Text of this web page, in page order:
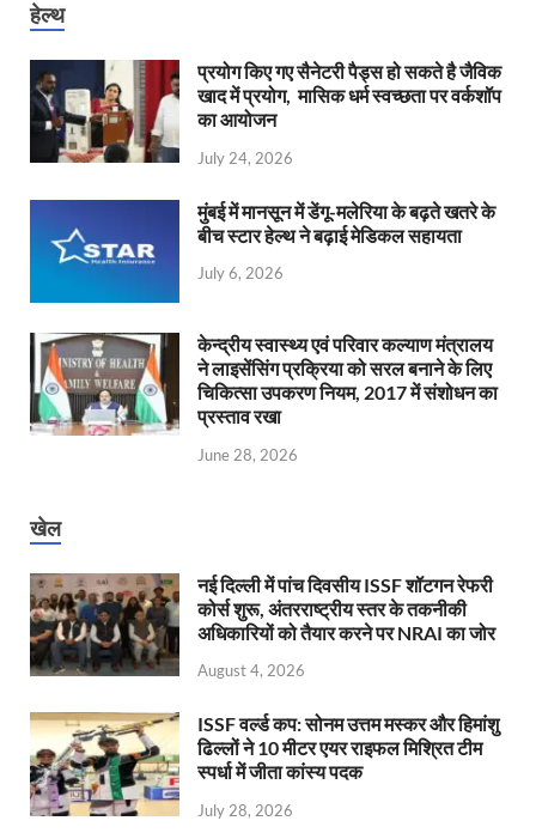
हेल्थ
प्रयोग किए गए सैनेटरी पैड्स हो सकते है जैविक
खाद में प्रयोग, मासिक धर्म स्वच्छता पर वर्कशॉप
का आयोजन
July 24, 2026
मुंबई में मानसून में डेंगू-मलेरिया के बढ़ते खतरे के
बीच स्टार हेल्थ ने बढ़ाई मेडिकल सहायता
July 6, 2026
केन्‍द्रीय स्वास्थ्य एवं परिवार कल्याण मंत्रालय
ने लाइसेंसिंग प्रक्रिया को सरल बनाने के लिए
चिकित्सा उपकरण नियम, 2017 में संशोधन का
प्रस्ताव रखा
June 28, 2026
खेल
नई दिल्ली में पांच दिवसीय ISSF शॉटगन रेफरी
कोर्स शुरू, अंतरराष्ट्रीय स्तर के तकनीकी
अधिकारियों को तैयार करने पर NRAI का जोर
August 4, 2026
ISSF वर्ल्ड कप: सोनम उत्तम मस्कर और हिमांशु
ढिल्लों ने 10 मीटर एयर राइफल मिश्रित टीम
स्पर्धा में जीता कांस्य पदक
July 28, 2026